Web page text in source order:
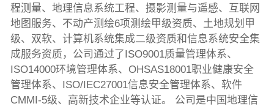
程测量、地理信息系统工程、摄影测量与遥感、互联网
地图服务、不动产测绘6项测绘甲级资质、土地规划甲
级、双软、计算机系统集成二级资质和信息系统安全集
成服务资质，公司通过了ISO9001质量管理体系、
ISO14000环境管理体系、OHSAS18001职业健康安全
管理体系、ISO/IEC27001信息安全管理体系、软件
CMMI-5级、高新技术企业等认证。 公司是中国地理信